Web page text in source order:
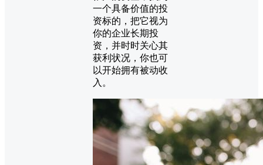
一个具备价值的投
资标的，把它视为
你的企业长期投
资，并时时关心其
获利状况，你也可
以开始拥有被动收
入。